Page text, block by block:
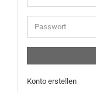
Mail-
Adresse
Passwort
Konto erstellen